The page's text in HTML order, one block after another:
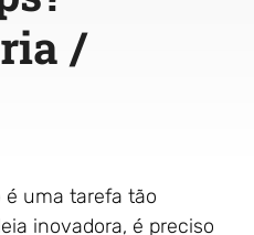
/
uma tarefa tão
inovadora, é preciso